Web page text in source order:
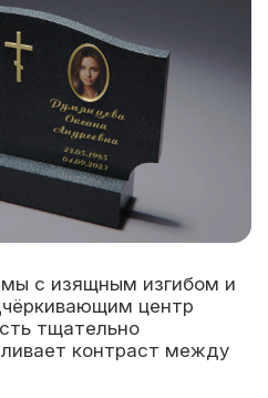
с изящным изгибом и
центр
тщательно
контраст между